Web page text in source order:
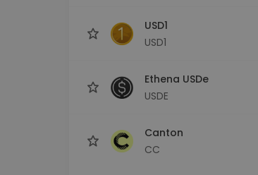
USD1
USD1
Ethena USDe
USDE
Canton
CC